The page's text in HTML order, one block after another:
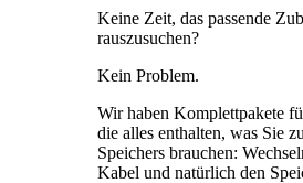
Keine Zeit, das passende
rauszusuchen?
Kein Problem.
Wir haben Komplettpakete
die alles enthalten, was Sie
Speichers brauchen:
Kabel und natürlich den